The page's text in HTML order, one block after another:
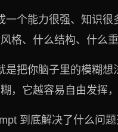
一个能力很强、知识
格、什么结构、什么
是把你脑子里的模糊
，它越容易自由发挥
到底解决了什么问